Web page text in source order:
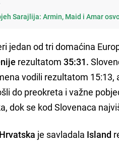
Sarajlija: Armin, Maid i Amar
jedan od tri domaćina
rezultatom35:31.
vodili rezultatom
do preokreta i važne
dok se kod Slovenaca
Hrvatska je savladala Island